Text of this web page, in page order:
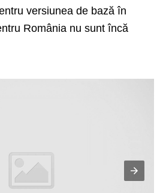
versiunea de bază în
România nu sunt încă